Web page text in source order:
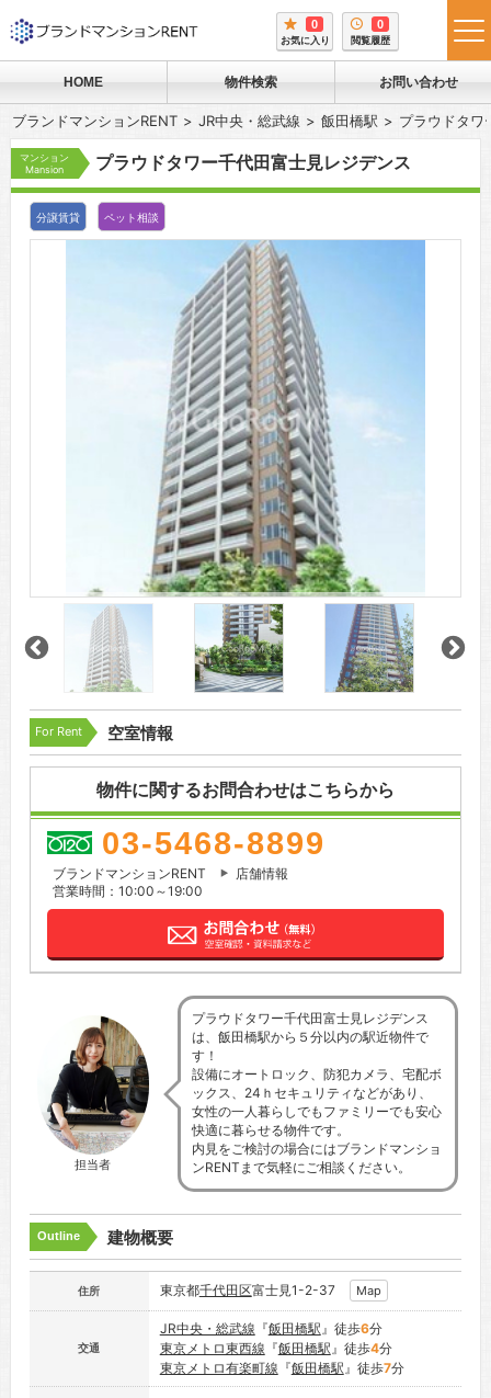
0
お気に入り
0
閲覧履歴
HOME 物件検索 お問い合わせ
ブランドマンションRENT JR中央・総武線 飯田橋駅 プラウドタワ
マンション
Mansion
プラウドタワー千代田富士見レジデンス
分譲賃貸 ペット相談
For Rent 空室情報
物件に関するお問合わせはこちらから
03-5468-8899
ブランドマンションRENT
店舗情報
営業時間：10:00～19:00
担当者
プラウドタワー千代田富士見レジデンス
は、飯田橋駅から５分以内の駅近物件で
す！
設備にオートロック、防犯カメラ、宅配ボ
ックス、24ｈセキュリティなどがあり、
女性の一人暮らしでもファミリーでも安心
快適に暮らせる物件です。
内見をご検討の場合にはブランドマンショ
ンRENTまで気軽にご相談ください。
Outline 建物概要
住所 東京都千代田区富士見1-2-37 Map
交通
JR中央・総武線 『飯田橋駅』徒歩6分
東京メトロ東西線 『飯田橋駅』徒歩4分
東京メトロ有楽町線 『飯田橋駅』徒歩7分